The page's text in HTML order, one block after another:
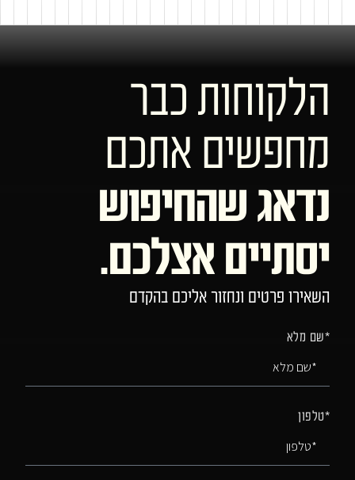
הלקוחות כבר
מחפשים אתכם
נדאג שהחיפוש
יסתיים אצלכם.
השאירו פרטים ונחזור אליכם בהקדם
*שם מלא
*טלפון